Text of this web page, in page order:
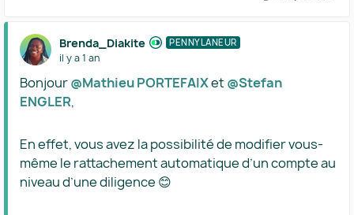
Brenda_Diakite PENNYLANEUR
il y a 1 an
Bonjour ​@Mathieu PORTEFAIXet ​ @Stefan
ENGLER,
En effet, vous avez la possibilité de modifier vous-
même le rattachement automatique d’un compte au
niveau d’une diligence 😊